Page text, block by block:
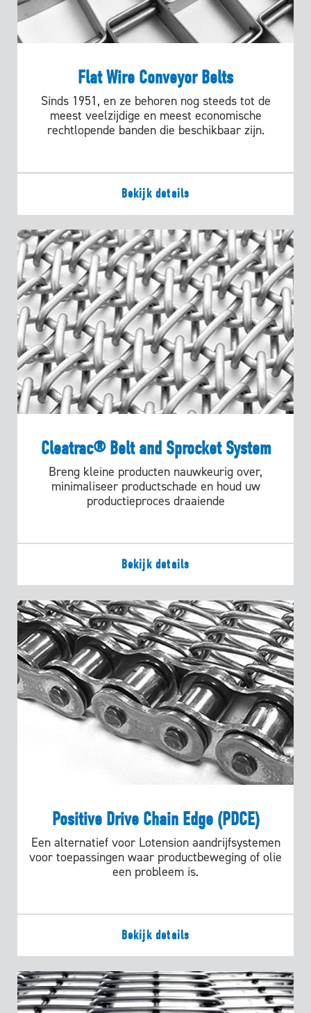
Flat Wire Conveyor Belts
Sinds 1951, en ze behoren nog steeds tot de
meest veelzijdige en meest economische
rechtlopende banden die beschikbaar zijn.
Bekijk details
Cleatrac® Belt and Sprocket System
Breng kleine producten nauwkeurig over,
minimaliseer productschade en houd uw
productieproces draaiende
Bekijk details
Positive Drive Chain Edge (PDCE)
Een alternatief voor Lotension aandrijfsystemen
voor toepassingen waar productbeweging of olie
een probleem is.
Bekijk details